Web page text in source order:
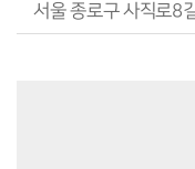
서울 종로구 사직로8